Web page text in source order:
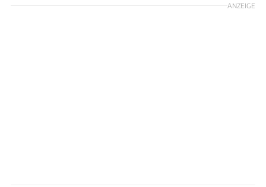
ANZEIGE